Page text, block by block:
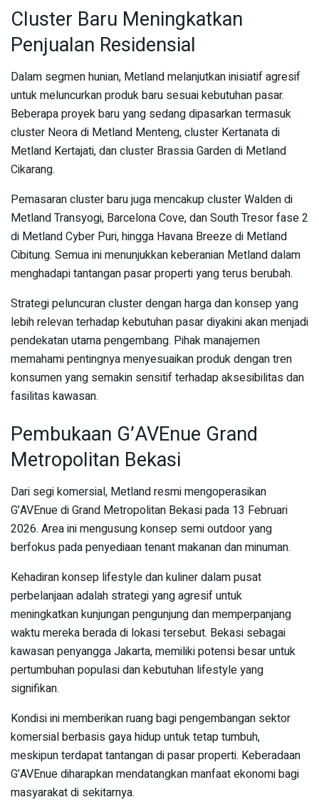
Cluster Baru Meningkatkan
Penjualan Residensial
Dalam segmen hunian, Metland melanjutkan inisiatif agresif
untuk meluncurkan produk baru sesuai kebutuhan pasar.
Beberapa proyek baru yang sedang dipasarkan termasuk
cluster Neora di Metland Menteng, cluster Kertanata di
Metland Kertajati, dan cluster Brassia Garden di Metland
Cikarang.
Pemasaran cluster baru juga mencakup cluster Walden di
Metland Transyogi, Barcelona Cove, dan South Tresor fase 2
di Metland Cyber Puri, hingga Havana Breeze di Metland
Cibitung. Semua ini menunjukkan keberanian Metland dalam
menghadapi tantangan pasar properti yang terus berubah.
Strategi peluncuran cluster dengan harga dan konsep yang
lebih relevan terhadap kebutuhan pasar diyakini akan menjadi
pendekatan utama pengembang. Pihak manajemen
memahami pentingnya menyesuaikan produk dengan tren
konsumen yang semakin sensitif terhadap aksesibilitas dan
fasilitas kawasan.
Pembukaan G’AVEnue Grand
Metropolitan Bekasi
Dari segi komersial, Metland resmi mengoperasikan
G’AVEnue di Grand Metropolitan Bekasi pada 13 Februari
2026. Area ini mengusung konsep semi outdoor yang
berfokus pada penyediaan tenant makanan dan minuman.
Kehadiran konsep lifestyle dan kuliner dalam pusat
perbelanjaan adalah strategi yang agresif untuk
meningkatkan kunjungan pengunjung dan memperpanjang
waktu mereka berada di lokasi tersebut. Bekasi sebagai
kawasan penyangga Jakarta, memiliki potensi besar untuk
pertumbuhan populasi dan kebutuhan lifestyle yang
signifikan.
Kondisi ini memberikan ruang bagi pengembangan sektor
komersial berbasis gaya hidup untuk tetap tumbuh,
meskipun terdapat tantangan di pasar properti. Keberadaan
G’AVEnue diharapkan mendatangkan manfaat ekonomi bagi
masyarakat di sekitarnya.